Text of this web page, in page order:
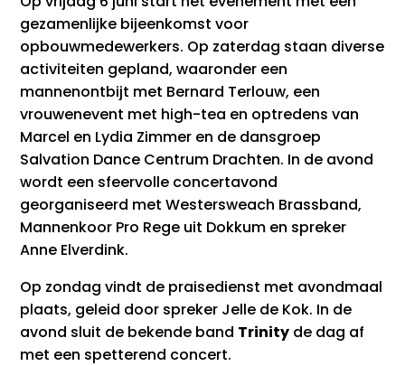
gezamenlijke bijeenkomst voor
opbouwmedewerkers. Op zaterdag staan diverse
activiteiten gepland, waaronder een
mannenontbijt met Bernard Terlouw, een
vrouwenevent met high-tea en optredens van
Marcel en Lydia Zimmer en de dansgroep
Salvation Dance Centrum Drachten. In de avond
wordt een sfeervolle concertavond
georganiseerd met Westersweach Brassband,
Mannenkoor Pro Rege uit Dokkum en spreker
Anne Elverdink.
Op zondag vindt de praisedienst met avondmaal
plaats, geleid door spreker Jelle de Kok. In de
avond sluit de bekende band Trinity de dag af
met een spetterend concert.